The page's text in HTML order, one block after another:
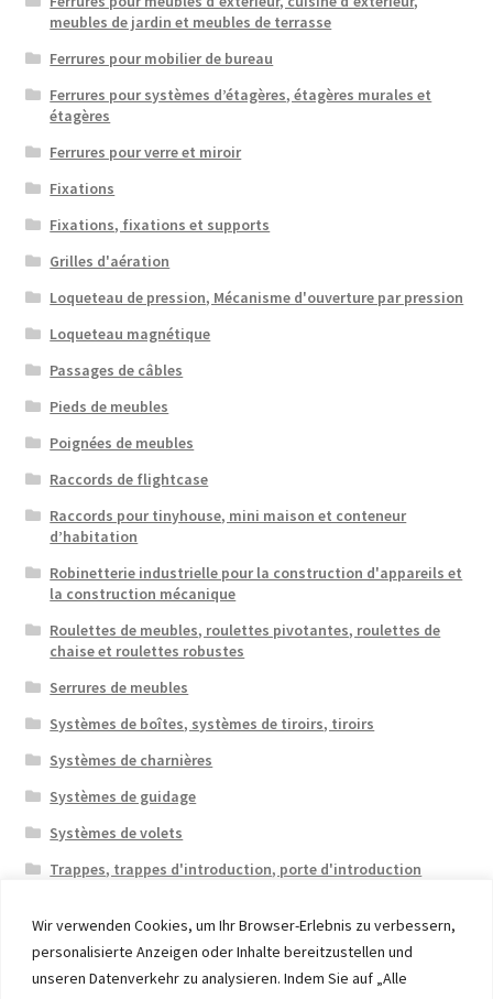
Wir verwenden Cookies, um Ihr Browser-Erlebnis zu verbessern,
personalisierte Anzeigen oder Inhalte bereitzustellen und
unseren Datenverkehr zu analysieren. Indem Sie auf „Alle
meubles de jardin et meubles de terrasse
Ferrures pour mobilier de bureau
Ferrures pour systèmes d’étagères, étagères murales et
étagères
Ferrures pour verre et miroir
Fixations
Fixations, fixations et supports
Grilles d'aération
Loqueteau de pression, Mécanisme d'ouverture par pression
Loqueteau magnétique
Passages de câbles
Pieds de meubles
Poignées de meubles
Raccords de flightcase
Raccords pour tinyhouse, mini maison et conteneur
d’habitation
Robinetterie industrielle pour la construction d'appareils et
la construction mécanique
Roulettes de meubles, roulettes pivotantes, roulettes de
chaise et roulettes robustes
Serrures de meubles
Systèmes de boîtes, systèmes de tiroirs, tiroirs
Systèmes de charnières
Systèmes de guidage
Systèmes de volets
Trappes, trappes d'introduction, porte d'introduction